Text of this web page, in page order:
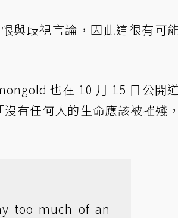
與歧視言論，因此這很有可
也在 10 月 15 日公開
有任何人的生命應該被摧殘
too much of an